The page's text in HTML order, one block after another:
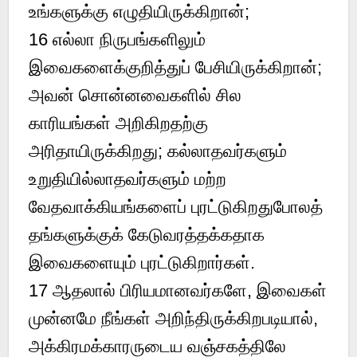
உங்களுக்கு எழுதியிருக்கிறான்;
16எல்லா நிருபங்களிலும்
இவைகளைக்குறித்துப் பேசியிருக்கிறான்;
அவன் சொன்னவைகளில் சில
காரியங்கள் அறிகிறதற்கு
அரிதாயிருக்கிறது; கல்லாதவர்களும்
உறுதியில்லாதவர்களும் மற்ற
வேதவாக்கியங்களைப் புரட்டுகிறதுபோலத்
தங்களுக்குக் கேடுவரத்தக்கதாக
இவைகளையும் புரட்டுகிறார்கள்.
17ஆதலால் பிரியமானவர்களே, இவைகள்
முன்னமே நீங்கள் அறிந்திருக்கிறபடியால்,
அக்கிரமக்காரருடைய வஞ்சகத்திலே